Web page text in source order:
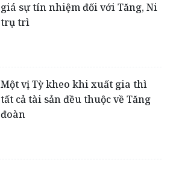
giá sự tín nhiệm đối với Tăng, Ni
trụ trì
Một vị Tỳ kheo khi xuất gia thì
tất cả tài sản đều thuộc về Tăng
đoàn